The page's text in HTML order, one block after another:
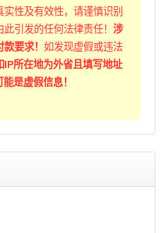
性及有效性，请谨慎识别
引发的任何法律责任！ 涉
要求！ 如发现虚假或违法
IP所在地为外省且填写地址
是虚假信息！